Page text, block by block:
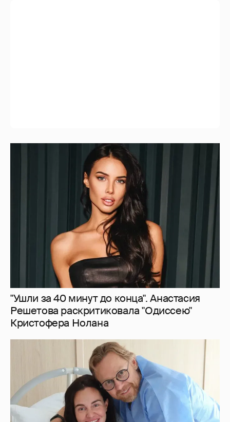
"Ушли за 40 минут до конца". Анастасия
Решетова раскритиковала "Одиссею"
Кристофера Нолана
57-летний главный тренер сборной России
по футболу Валерий Карпин стал отцом в
шестой раз
7